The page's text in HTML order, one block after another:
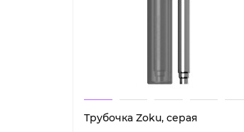
Трубочка Zoku, серая